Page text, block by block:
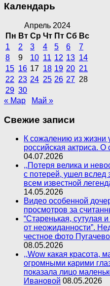
Календарь
Апрель 2024
Пн Вт Ср Чт Пт Сб Вс
1
2 3 4 5 6
7
8
9 10 11 12 13 14
15 16 17 18 19 20 21
22 23 24 25 26 27 28
29 30
« Мар
Май »
Свежие записи
К сожалению из жизни
российская актриса.
04.07.2026
,,Потеря велика и
с потерей, ушел
всем известной
14.05.2026
Видео особенной
просмотров за
“Старенькая, сутулая
от неожиданности”.
честное фото
08.05.2026
,,Wow какая красота,
огромными карими
показала лицо
Ивановой 08.05.2026